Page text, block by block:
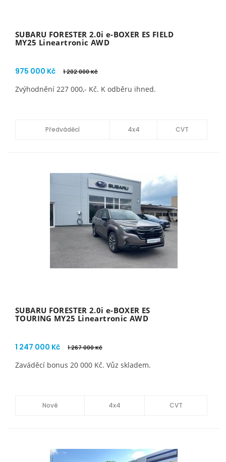
SUBARU FORESTER 2.0i e-BOXER ES FIELD
MY25 Lineartronic AWD
975 000 Kč 1 202 000 Kč
Zvýhodnění 227 000,- Kč. K odběru ihned.
Předváděcí 4x4 CVT
SUBARU FORESTER 2.0i e-BOXER ES
TOURING MY25 Lineartronic AWD
1 247 000 Kč 1 267 000 Kč
Zaváděcí bonus 20 000 Kč. Vůz skladem.
Nové 4x4 CVT